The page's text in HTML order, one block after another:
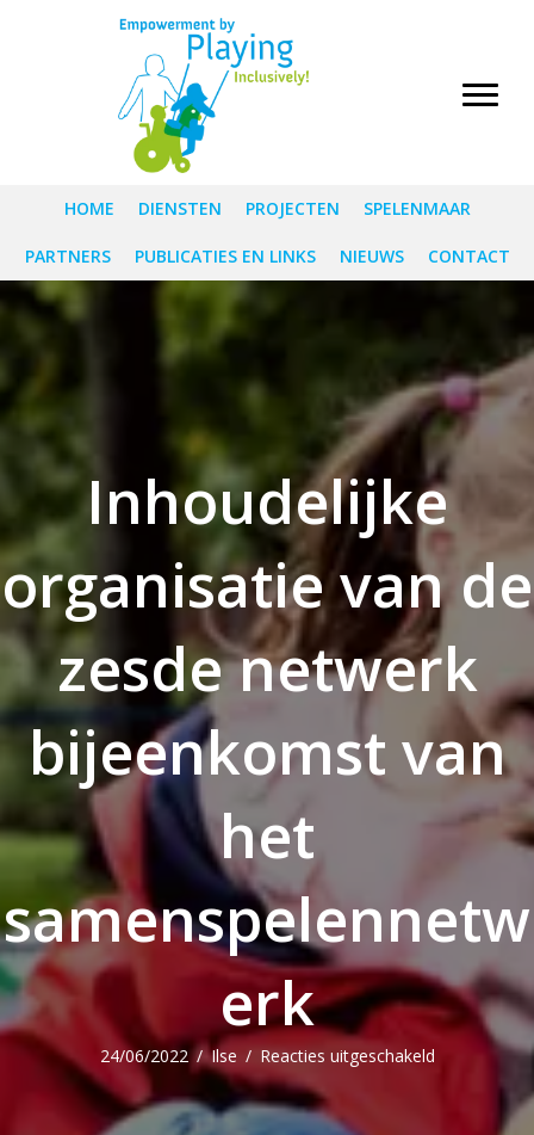
HOME DIENSTEN PROJECTEN SPELENMAAR
PARTNERS PUBLICATIES EN LINKS NIEUWS CONTACT
Inhoudelijke
organisatie van de
zesde netwerk
bijeenkomst van
het
samenspelennetw
erk
24/06/2022/Ilse / Reacties uitgeschakeldvoor
organisatie